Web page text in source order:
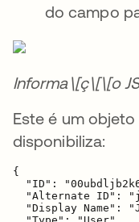
do campo
Informa\[ç\[\[o
Este é um
disponibiliza:
{
"ID":
"Alternate ID":
"Display Name":